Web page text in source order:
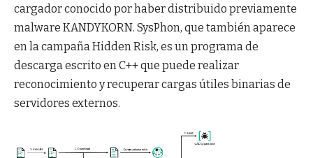
cargador conocido por haber distribuido previamente
malware KANDYKORN. SysPhon, que también aparece
en la campaña Hidden Risk, es un programa de
descarga escrito en C++ que puede realizar
reconocimiento y recuperar cargas útiles binarias de
servidores externos.